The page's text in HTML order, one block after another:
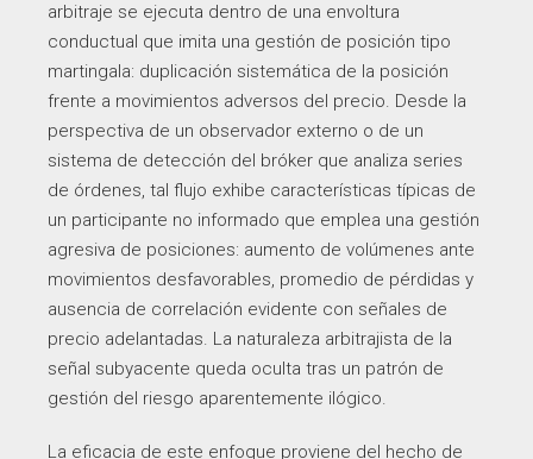
arbitraje se ejecuta dentro de una envoltura
conductual que imita una gestión de posición tipo
martingala: duplicación sistemática de la posición
frente a movimientos adversos del precio. Desde la
perspectiva de un observador externo o de un
sistema de detección del bróker que analiza series
de órdenes, tal flujo exhibe características típicas de
un participante no informado que emplea una gestión
agresiva de posiciones: aumento de volúmenes ante
movimientos desfavorables, promedio de pérdidas y
ausencia de correlación evidente con señales de
precio adelantadas. La naturaleza arbitrajista de la
señal subyacente queda oculta tras un patrón de
gestión del riesgo aparentemente ilógico.
La eficacia de este enfoque proviene del hecho de